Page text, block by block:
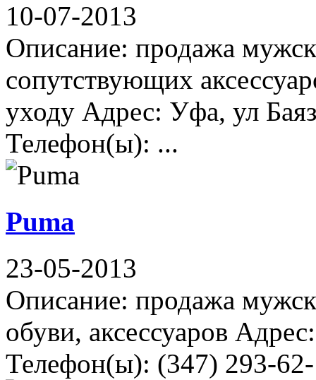
10-07-2013
Описание: продажа
сопутствующих
уходу Адрес: Уфа, ул
Телефон(ы): ...
Puma
23-05-2013
Описание: продажа
обуви, аксессуаров
Телефон(ы): (347) 293-